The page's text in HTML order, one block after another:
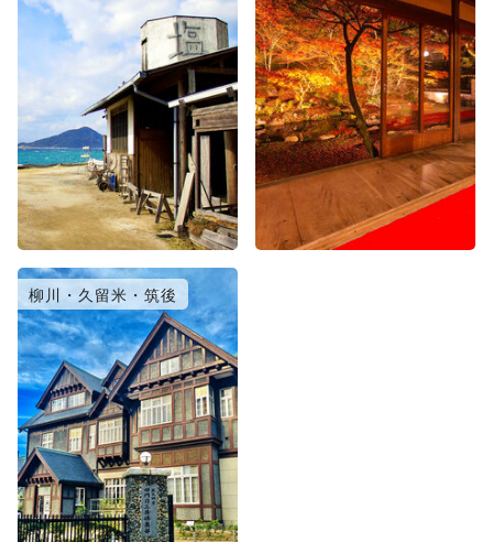
柳川・久留米・筑後